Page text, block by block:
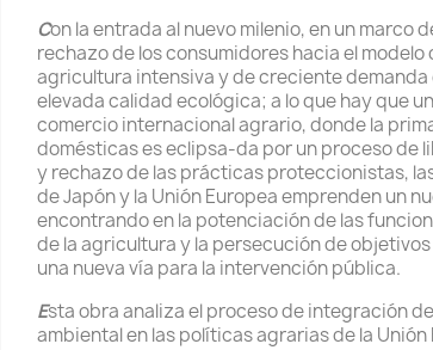
Con la entrada al nuevo milenio, en un marco
rechazo de los consumidores hacia el
agricultura intensiva y de creciente demanda
elevada calidad ecológica; a lo que hay que
comercio internacional agrario, donde la
domésticas es eclipsa-da por un proceso de
y rechazo de las prácticas proteccionistas,
de Japón y la Unión Europea emprenden un
encontrando en la potenciación de las
de la agricultura y la persecución de
una nueva vía para la intervención pública.
Esta obra analiza el proceso de integración
ambiental en las políticas agrarias de la Unión